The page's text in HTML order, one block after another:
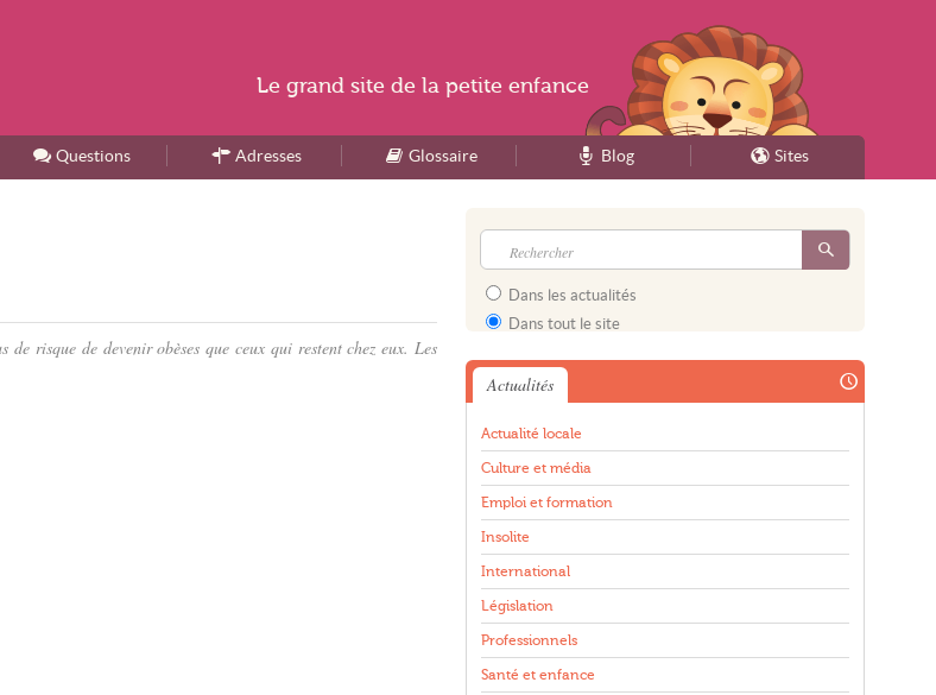
AccueilQuestions Adresses Glossaire Blog Sites
risque de devenir obèses que ceux qui restent chez eux. Les
Dans les actualités
Dans tout le site
Actualités
Actualité locale
Culture et média
Emploi et formation
Insolite
International
Législation
Professionnels
Santé et enfance
Le grand site de la petite enfance